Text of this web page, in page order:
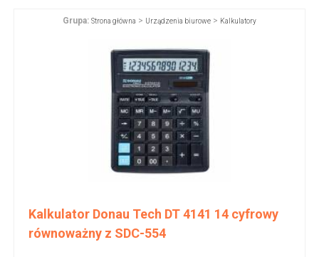
Grupa: Strona główna > Urządzenia biurowe > Kalkulatory
Kalkulator Donau Tech DT 4141 14 cyfrowy
równoważny z SDC-554